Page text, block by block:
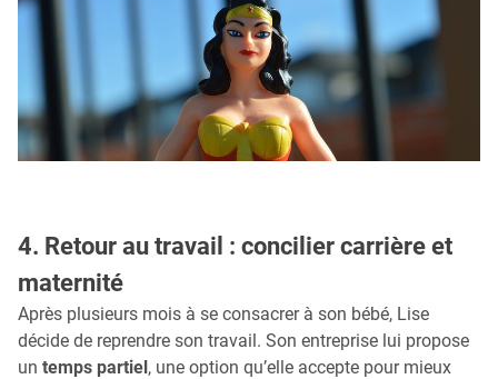
4. Retour au travail : concilier carrière et
maternité
Après plusieurs mois à se consacrer à son bébé, Lise
décide de reprendre son travail. Son entreprise lui propose
un temps partiel, une option qu’elle accepte pour mieux